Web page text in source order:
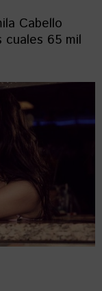
Cabello
cuales 65 mil